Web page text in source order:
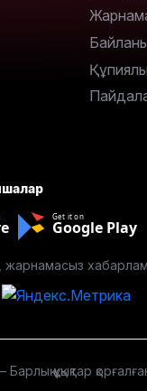
Get it on
Google Play
жарнамасыз
Барлық құқықтар